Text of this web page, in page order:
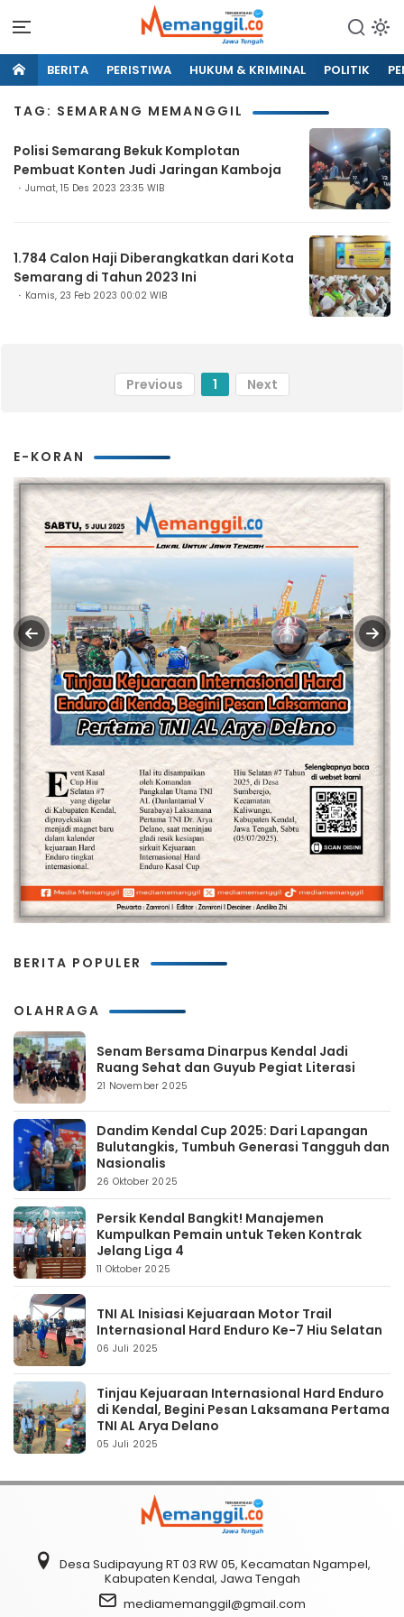
BERITA PERISTIWA HUKUM & KRIMINAL POLITIK
TAG: SEMARANG MEMANGGIL
Polisi Semarang Bekuk Komplotan
Pembuat Konten Judi Jaringan Kamboja
Jumat, 15 Des 2023 23:35 WIB
1.784 Calon Haji Diberangkatkan dari Kota
Semarang di Tahun 2023 Ini
Kamis, 23 Feb 2023 00:02 WIB
Previous 1 Next
E-KORAN
BERITA POPULER
OLAHRAGA
Senam Bersama Dinarpus Kendal Jadi
Ruang Sehat dan Guyub Pegiat Literasi
21 November 2025
Dandim Kendal Cup 2025: Dari Lapangan
Bulutangkis, Tumbuh Generasi Tangguh dan
Nasionalis
26 Oktober 2025
Persik Kendal Bangkit! Manajemen
Kumpulkan Pemain untuk Teken Kontrak
Jelang Liga 4
11 Oktober 2025
TNI AL Inisiasi Kejuaraan Motor Trail
Internasional Hard Enduro Ke-7 Hiu Selatan
06 Juli 2025
Tinjau Kejuaraan Internasional Hard Enduro
di Kendal, Begini Pesan Laksamana Pertama
TNI AL Arya Delano
05 Juli 2025
Desa Sudipayung RT 03 RW 05, Kecamatan Ngampel,
Kabupaten Kendal, Jawa Tengah
mediamemanggil@gmail.com